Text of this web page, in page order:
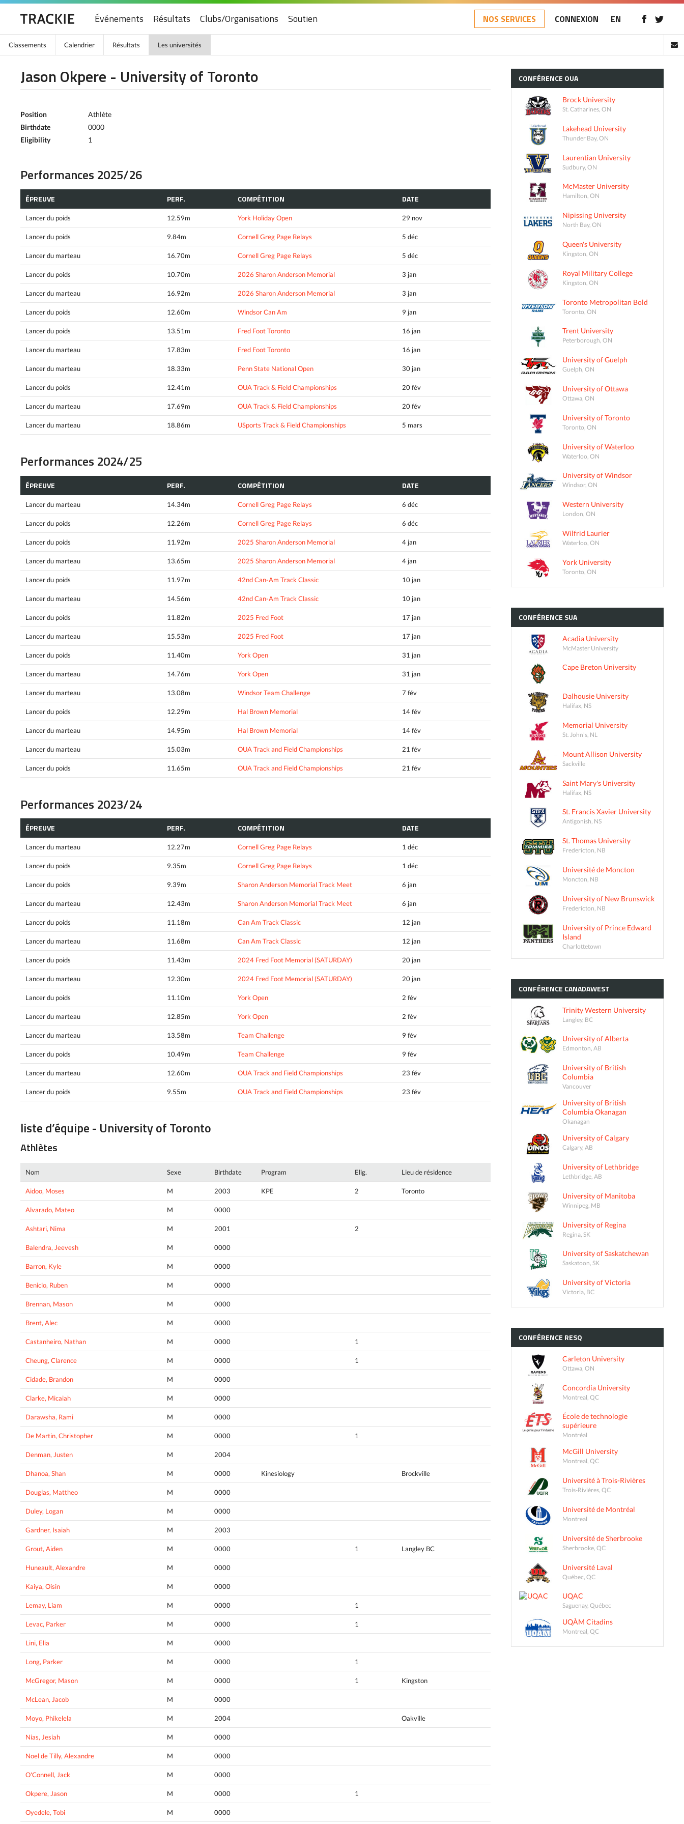
Événements Résultats Clubs/Organisations Soutien NOS SERVICES CONNEXION EN
Classements Calendrier Résultats Les universités
Jason Okpere - University of Toronto
Position
Athlète
Birthdate
0000
Eligibility
1
Performances 2025/26
ÉPREUVE PERF. COMPÉTITION DATE
Lancer du poids 12.59m York Holiday Open 29 nov
Lancer du poids 9.84m Cornell Greg Page Relays 5 déc
Lancer du marteau 16.70m Cornell Greg Page Relays 5 déc
Lancer du poids 10.70m 2026 Sharon Anderson Memorial 3 jan
Lancer du marteau 16.92m 2026 Sharon Anderson Memorial 3 jan
Lancer du poids 12.60m Windsor Can Am 9 jan
Lancer du poids 13.51m Fred Foot Toronto 16 jan
Lancer du marteau 17.83m Fred Foot Toronto 16 jan
Lancer du marteau 18.33m Penn State National Open 30 jan
Lancer du poids 12.41m OUA Track & Field Championships 20 fév
Lancer du marteau 17.69m OUA Track & Field Championships 20 fév
Lancer du marteau 18.86m USports Track & Field Championships 5 mars
Performances 2024/25
ÉPREUVE PERF. COMPÉTITION DATE
Lancer du marteau 14.34m Cornell Greg Page Relays 6 déc
Lancer du poids 12.26m Cornell Greg Page Relays 6 déc
Lancer du poids 11.92m 2025 Sharon Anderson Memorial 4 jan
Lancer du marteau 13.65m 2025 Sharon Anderson Memorial 4 jan
Lancer du poids 11.97m 42nd Can-Am Track Classic 10 jan
Lancer du marteau 14.56m 42nd Can-Am Track Classic 10 jan
Lancer du poids 11.82m 2025 Fred Foot 17 jan
Lancer du marteau 15.53m 2025 Fred Foot 17 jan
Lancer du poids 11.40m York Open 31 jan
Lancer du marteau 14.76m York Open 31 jan
Lancer du marteau 13.08m Windsor Team Challenge 7 fév
Lancer du poids 12.29m Hal Brown Memorial 14 fév
Lancer du marteau 14.95m Hal Brown Memorial 14 fév
Lancer du marteau 15.03m OUA Track and Field Championships 21 fév
Lancer du poids 11.65m OUA Track and Field Championships 21 fév
Performances 2023/24
ÉPREUVE PERF. COMPÉTITION DATE
Lancer du marteau 12.27m Cornell Greg Page Relays 1 déc
Lancer du poids 9.35m Cornell Greg Page Relays 1 déc
Lancer du poids 9.39m Sharon Anderson Memorial Track Meet 6 jan
Lancer du marteau 12.43m Sharon Anderson Memorial Track Meet 6 jan
Lancer du poids 11.18m Can Am Track Classic 12 jan
Lancer du marteau 11.68m Can Am Track Classic 12 jan
Lancer du poids 11.43m 2024 Fred Foot Memorial (SATURDAY) 20 jan
Lancer du marteau 12.30m 2024 Fred Foot Memorial (SATURDAY) 20 jan
Lancer du poids 11.10m York Open 2 fév
Lancer du marteau 12.85m York Open 2 fév
Lancer du marteau 13.58m Team Challenge 9 fév
Lancer du poids 10.49m Team Challenge 9 fév
Lancer du marteau 12.60m OUA Track and Field Championships 23 fév
Lancer du poids 9.55m OUA Track and Field Championships 23 fév
liste d’équipe - University of Toronto
Athlètes
Nom Sexe Birthdate Program Elig. Lieu de résidence
Aidoo, Moses M 2003 KPE 2 Toronto
Alvarado, Mateo M 0000
Ashtari, Nima M 2001 2
Balendra, Jeevesh M 0000
Barron, Kyle M 0000
Benicio, Ruben M 0000
Brennan, Mason M 0000
Brent, Alec M 0000
Castanheiro, Nathan M 0000 1
Cheung, Clarence M 0000 1
Cidade, Brandon M 0000
Clarke, Micaiah M 0000
Darawsha, Rami M 0000
De Martin, Christopher M 0000 1
Denman, Justen M 2004
Dhanoa, Shan M 0000 Kinesiology Brockville
Douglas, Mattheo M 0000
Duley, Logan M 0000
Gardner, Isaiah M 2003
Grout, Aiden M 0000 1 Langley BC
Huneault, Alexandre M 0000
Kaiya, Oisin M 0000
Lemay, Liam M 0000 1
Levac, Parker M 0000 1
Lini, Elia M 0000
Long, Parker M 0000 1
McGregor, Mason M 0000 1 Kingston
McLean, Jacob M 0000
Moyo, Phikelela M 2004 Oakville
Nias, Jesiah M 0000
Noel de Tilly, Alexandre M 0000
O'Connell, Jack M 0000
Okpere, Jason M 0000 1
Oyedele, Tobi M 0000
CONFÉRENCE OUA
Brock University
St. Catharines, ON
Lakehead University
Thunder Bay, ON
Laurentian University
Sudbury, ON
McMaster University
Hamilton, ON
Nipissing University
North Bay, ON
Queen's University
Kingston, ON
Royal Military College
Kingston, ON
Toronto Metropolitan Bold
Toronto, ON
Trent University
Peterborough, ON
University of Guelph
Guelph, ON
University of Ottawa
Ottawa, ON
University of Toronto
Toronto, ON
University of Waterloo
Waterloo, ON
University of Windsor
Windsor, ON
Western University
London, ON
Wilfrid Laurier
Waterloo, ON
York University
Toronto, ON
CONFÉRENCE SUA
Acadia University
McMaster University
Cape Breton University
Dalhousie University
Halifax, NS
Memorial University
St. John's, NL
Mount Allison University
Sackville
Saint Mary's University
Halifax, NS
St. Francis Xavier University
Antigonish, NS
St. Thomas University
Fredericton, NB
Université de Moncton
Moncton, NB
University of New Brunswick
Fredericton, NB
University of Prince Edward
Island
Charlottetown
CONFÉRENCE CANADAWEST
Trinity Western University
Langley, BC
University of Alberta
Edmonton, AB
University of British
Columbia
Vancouver
University of British
Columbia Okanagan
Okanagan
University of Calgary
Calgary, AB
University of Lethbridge
Lethbridge, AB
University of Manitoba
Winnipeg, MB
University of Regina
Regina, SK
University of Saskatchewan
Saskatoon, SK
University of Victoria
Victoria, BC
CONFÉRENCE RESQ
Carleton University
Ottawa, ON
Concordia University
Montreal, QC
École de technologie
supérieure
Montréal
McGill University
Montreal, QC
Université à Trois-Rivières
Trois-Rivières, QC
Université de Montréal
Montreal
Université de Sherbrooke
Sherbrooke, QC
Université Laval
Québec, QC
UQAC
Saguenay, Québec
UQÀM Citadins
Montreal, QC